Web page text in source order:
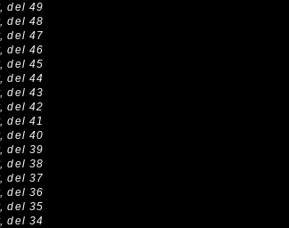
del 49
del 48
del 47
del 46
del 45
del 44
del 43
del 42
del 41
del 40
del 39
del 38
del 37
del 36
del 35
del 34